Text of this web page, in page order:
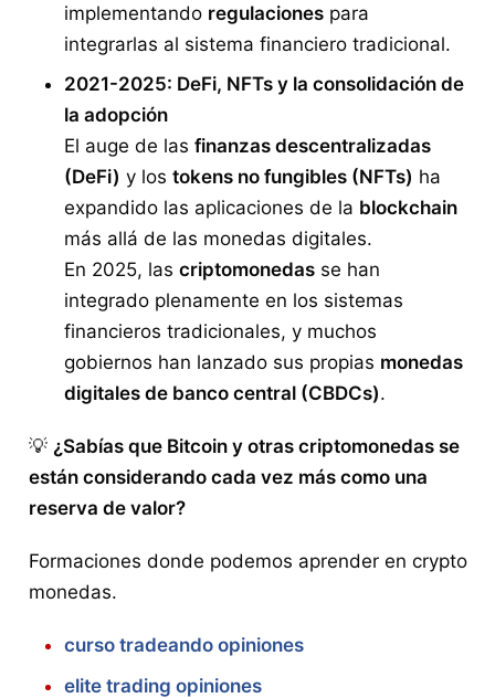
implementando regulacionespara
integrarlas al sistema financiero tradicional.
2021-2025: DeFi, NFTs y la consolidación de
la adopción
El auge de las finanzas descentralizadas
(DeFi) y los tokens no fungibles (NFTs) ha
expandido las aplicaciones de la blockchain
más allá de las monedas digitales.
En 2025, las criptomonedasse han
integrado plenamente en los sistemas
financieros tradicionales, y muchos
gobiernos han lanzado sus propias monedas
digitales de banco central (CBDCs).
💡 ¿Sabías que Bitcoin y otras criptomonedas se
están considerando cada vez más como una
reserva de valor?
Formaciones donde podemos aprender en crypto
monedas.
curso tradeando opiniones
elite trading opiniones